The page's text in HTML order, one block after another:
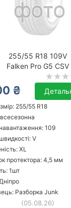
255/55 R18 109V
Falken Pro G5 CSV
₴
255/55 R18
109
V
XL
протектора: 4,5 мм
1шт
Разборка Junk
(05.08.26)